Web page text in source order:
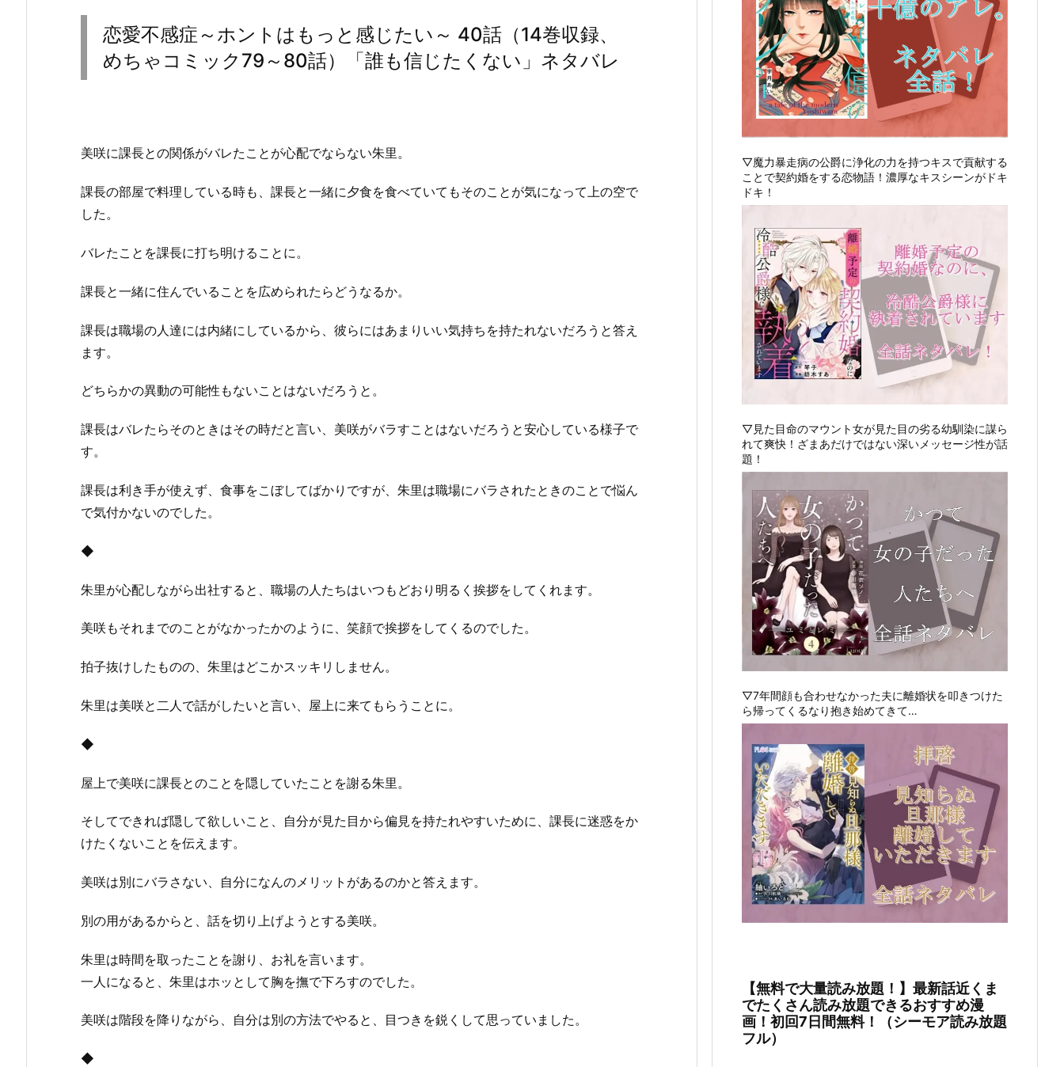
恋愛不感症～ホントはもっと感じたい～ 40話（14巻収録、
めちゃコミック79～80話）「誰も信じたくない」ネタバレ
美咲に課長との関係がバレたことが心配でならない朱里。
課長の部屋で料理している時も、課長と一緒に夕食を食べていてもそのことが気になって上の空で
した。
バレたことを課長に打ち明けることに。
課長と一緒に住んでいることを広められたらどうなるか。
課長は職場の人達には内緒にしているから、彼らにはあまりいい気持ちを持たれないだろうと答え
ます。
どちらかの異動の可能性もないことはないだろうと。
課長はバレたらそのときはその時だと言い、美咲がバラすことはないだろうと安心している様子で
す。
課長は利き手が使えず、食事をこぼしてばかりですが、朱里は職場にバラされたときのことで悩ん
で気付かないのでした。
◆
朱里が心配しながら出社すると、職場の人たちはいつもどおり明るく挨拶をしてくれます。
美咲もそれまでのことがなかったかのように、笑顔で挨拶をしてくるのでした。
拍子抜けしたものの、朱里はどこかスッキリしません。
朱里は美咲と二人で話がしたいと言い、屋上に来てもらうことに。
◆
屋上で美咲に課長とのことを隠していたことを謝る朱里。
そしてできれば隠して欲しいこと、自分が見た目から偏見を持たれやすいために、課長に迷惑をか
けたくないことを伝えます。
美咲は別にバラさない、自分になんのメリットがあるのかと答えます。
別の用があるからと、話を切り上げようとする美咲。
朱里は時間を取ったことを謝り、お礼を言います。
一人になると、朱里はホッとして胸を撫で下ろすのでした。
美咲は階段を降りながら、自分は別の方法でやると、目つきを鋭くして思っていました。
◆
▽魔力暴走病の公爵に浄化の力を持つキスで貢献する
ことで契約婚をする恋物語！濃厚なキスシーンがドキ
ドキ！
▽見た目命のマウント女が見た目の劣る幼馴染に謀ら
れて爽快！ざまあだけではない深いメッセージ性が話
題！
▽7年間顔も合わせなかった夫に離婚状を叩きつけた
ら帰ってくるなり抱き始めてきて…
【無料で大量読み放題！】最新話近くま
でたくさん読み放題できるおすすめ漫
画！初回7日間無料！（シーモア読み放題
フル）